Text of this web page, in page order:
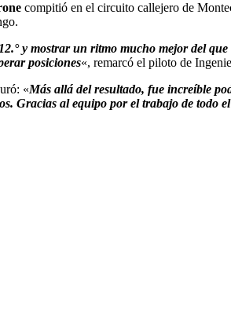
compitió en el circuito callejero de
y mostrar un ritmo mucho mejor del
posiciones«, remarcó el piloto de
«Más allá del resultado, fue increíble
al equipo por el trabajo de todo